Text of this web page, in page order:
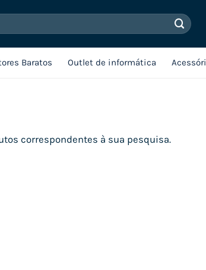
Baratos Outlet de informática
correspondentes à sua pesquisa.